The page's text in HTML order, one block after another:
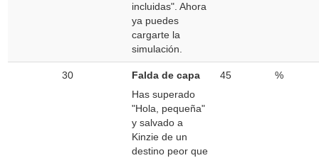
incluidas". Ahora
ya puedes
cargarte la
simulación.
30
Falda de capa
Has superado
"Hola, pequeña"
y salvado a
Kinzie de un
destino peor que
45 %